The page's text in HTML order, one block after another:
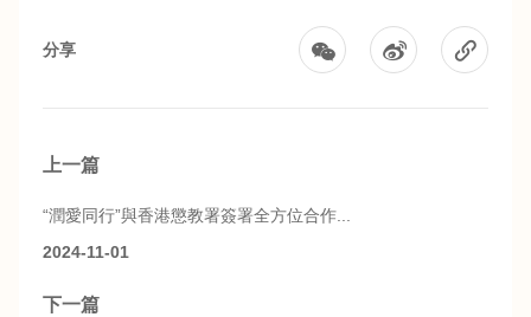
分享
上一篇
“潤愛同行”與香港懲教署簽署全方位合作...
2024-11-01
下一篇